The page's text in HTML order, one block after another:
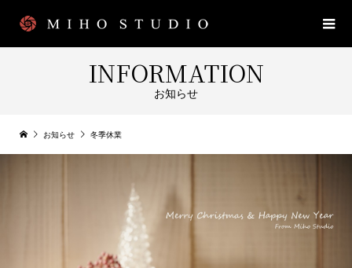
INFORMATION
お知らせ
お知らせ 冬季休業